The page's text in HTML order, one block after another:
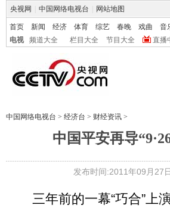
央视网 中国网络电视台 网站地图
首页 新闻 经济 体育 综艺 春晚 戏曲 音
电视
频道大全 栏目大全 节目大全 直播
中国网络电视台 > 经济台 > 财经资讯 >
中国平安再导
发布时间:2011年09月27
三年前的一幕“巧合”上